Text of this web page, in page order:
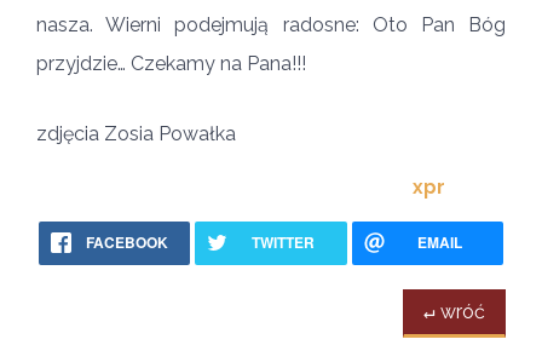
nasza. Wierni podejmują radosne: Oto Pan Bóg
przyjdzie… Czekamy na Pana!!!
zdjęcia Zosia Powałka
xpr
FACEBOOK TWITTER EMAIL
↵ wróć